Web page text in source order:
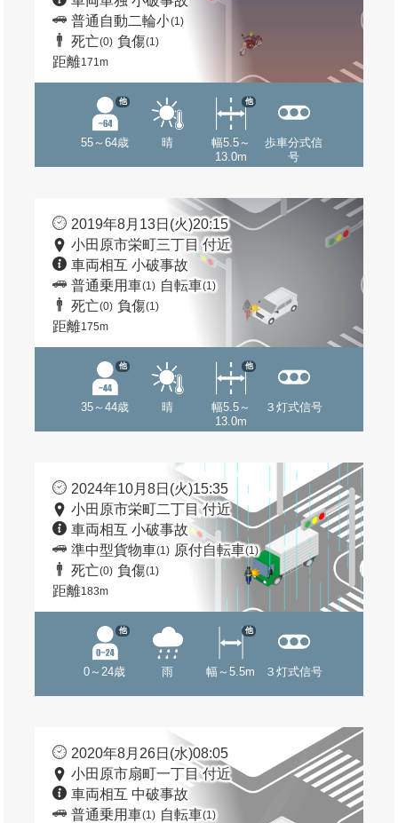
普通自動二輪小(1)
死亡(0) 負傷(1)
距離171m
55～64歳
他
晴
幅5.5～
13.0m
他
歩車分式信
号
2019年8月13日(火)20:15
小田原市栄町三丁目 付近
車両相互 小破事故
普通乗用車(1) 自転車(1)
死亡(0) 負傷(1)
距離175m
35～44歳
他
晴
幅5.5～
13.0m
他
３灯式信号
2024年10月8日(火)15:35
小田原市栄町二丁目 付近
車両相互 小破事故
準中型貨物車(1) 原付自転車(1)
死亡(0) 負傷(1)
距離183m
0～24歳
他
雨 幅～5.5m
他
３灯式信号
2020年8月26日(水)08:05
小田原市扇町一丁目 付近
車両相互 中破事故
普通乗用車(1) 自転車(1)